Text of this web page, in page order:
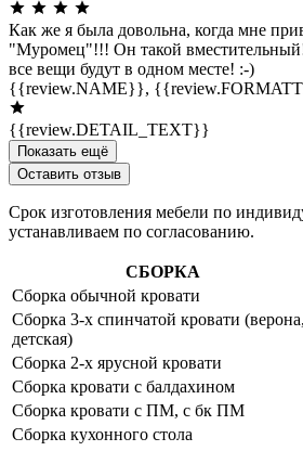
Как же я была довольна, когда мне
"Муромец"!!! Он такой
все вещи будут в одном месте! :-)
{{review.NAME}},
{{review.DETAIL_TEXT}}
Показать ещё
Оставить отзыв
Срок изготовления мебели по
устанавливаем по согласованию.
СБОРКА
Сборка обычной кровати
Сборка 3-х спинчатой кровати (верона,
детская)
Сборка 2-х ярусной кровати
Сборка кровати с балдахином
Сборка кровати с ПМ, с бк ПМ
Сборка кухонного стола